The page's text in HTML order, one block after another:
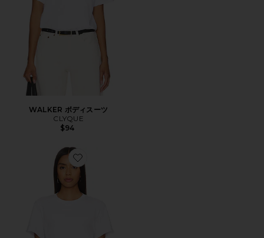
WALKER ボディスーツ
CLYQUE
$94
Favorite WALKER Tシャツ